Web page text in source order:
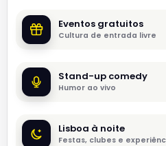
Eventos gratuitos
Cultura de entrada livre
Stand-up comedy
Humor ao vivo
Lisboa à noite
Festas, clubes e